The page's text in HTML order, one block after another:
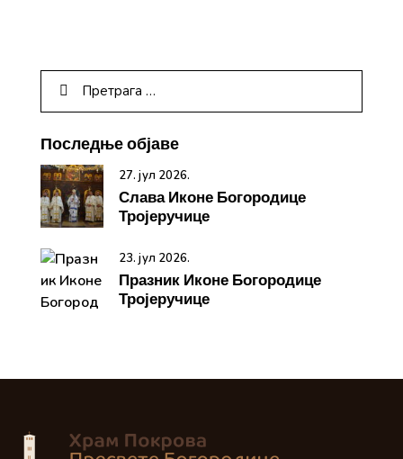
Последње објаве
27. јул 2026.
Слава Иконе Богородице
Тројеручице
23. јул 2026.
Празник Иконе Богородице
Тројеручице